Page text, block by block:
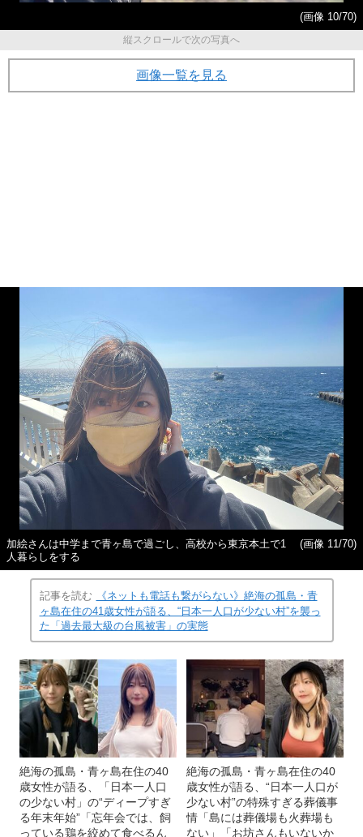
(画像 10/70)
縦スクロールで次の写真へ
画像一覧を見る
加絵さんは中学まで青ヶ島で過ごし、高校から東京本土で1
人暮らしをする
(画像 11/70)
記事を読む
《ネットも電話も繋がらない》絶海の孤島・青
ヶ島在住の41歳女性が語る、“日本一人口が少ない村”を襲っ
た「過去最大級の台風被害」の実態
絶海の孤島・青ヶ島在住の40
歳女性が語る、「日本一人口
の少ない村」の“ディープすぎ
る年末年始”「忘年会では、飼
っている鶏を絞めて食べるん
絶海の孤島・青ヶ島在住の40
歳女性が語る、“日本一人口が
少ない村”の特殊すぎる葬儀事
情「島には葬儀場も火葬場も
ない」「お坊さんもいないか